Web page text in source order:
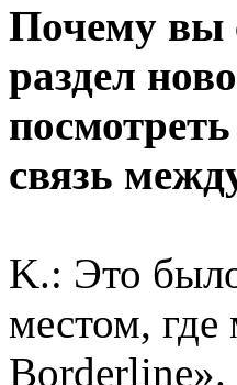
Почему вы
раздел
связь
K.: Это
местом,